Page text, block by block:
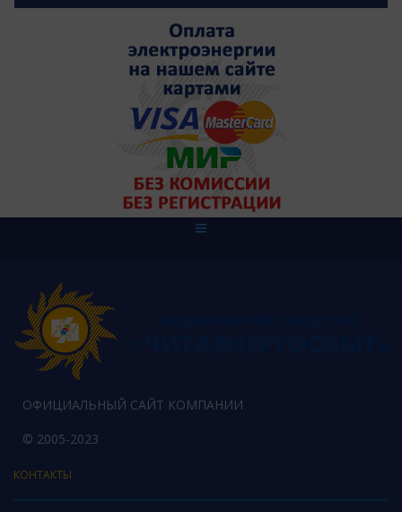
ОФИЦИАЛЬНЫЙ САЙТ КОМПАНИИ
© 2005-2023
КОНТАКТЫ